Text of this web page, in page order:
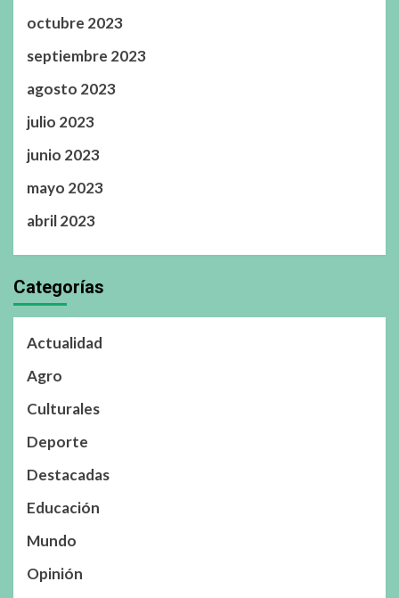
octubre 2023
septiembre 2023
agosto 2023
julio 2023
junio 2023
mayo 2023
abril 2023
Categorías
Actualidad
Agro
Culturales
Deporte
Destacadas
Educación
Mundo
Opinión